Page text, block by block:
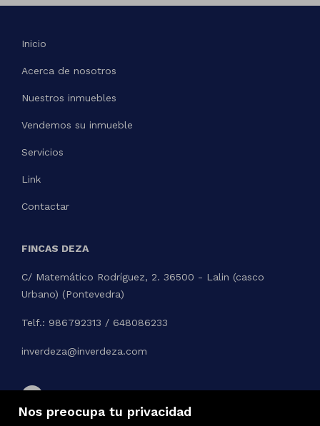
Nos preocupa tu privacidad
Inicio
Acerca de nosotros
Nuestros inmuebles
Vendemos su inmueble
Servicios
Link
Contactar
FINCAS DEZA
C/ Matemático Rodríguez, 2. 36500 - Lalin (casco
Urbano) (Pontevedra)
Telf.: 986792313 / 648086233
inverdeza@inverdeza.com